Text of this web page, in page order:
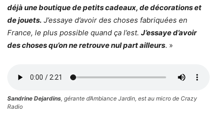
déjà une boutique de petits cadeaux, de décorations et
de jouets. J’essaye d’avoir des choses fabriquées en
France, le plus possible quand ça l’est. J’essaye d’avoir
des choses qu’on ne retrouve nul part ailleurs. »
Sandrine Dejardins, gérante d’Ambiance Jardin, est au micro de Crazy
Radio